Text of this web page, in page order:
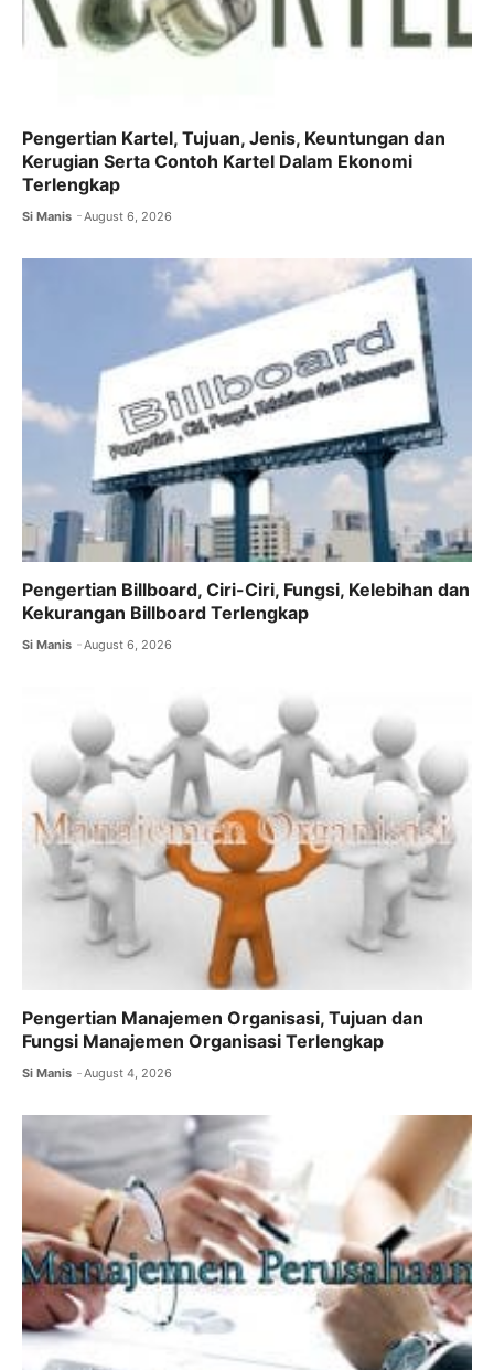
Pengertian Kartel, Tujuan, Jenis, Keuntungan dan
Kerugian Serta Contoh Kartel Dalam Ekonomi
Terlengkap
Si Manis August 6, 2026
Pengertian Billboard, Ciri-Ciri, Fungsi, Kelebihan dan
Kekurangan Billboard Terlengkap
Si Manis August 6, 2026
Pengertian Manajemen Organisasi, Tujuan dan
Fungsi Manajemen Organisasi Terlengkap
Si Manis August 4, 2026